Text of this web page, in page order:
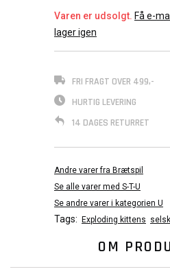
Varen er udsolgt. Få e-
lager igen
FRI FRAGT OVER 499,-
HURTIG LEVERING
14 DAGES RETURRET
Andre varer fra Brætspil
Se alle varer med S-T-U
Se andre varer i kategorien U
Tags: Exploding kittens
OM